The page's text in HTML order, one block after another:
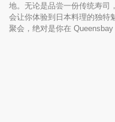
地。无论是品尝一份传统寿司
会让你体验到日本料理的独特
聚会，绝对是你在 Queensbay